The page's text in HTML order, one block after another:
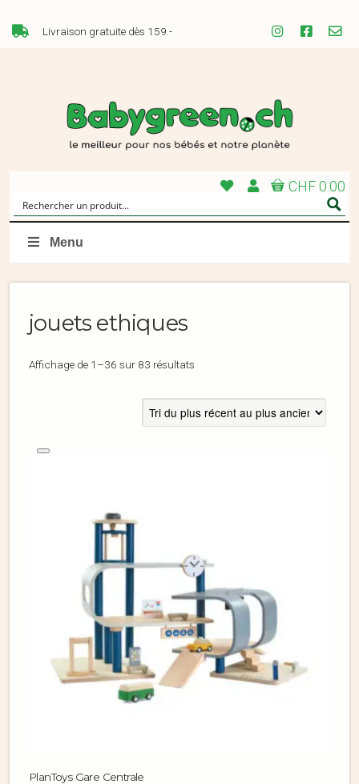
Livraison gratuite dès 159.-
CHF 0.00
Menu
jouets ethiques
Affichage de 1–36 sur 83 résultats
PlanToys Gare Centrale